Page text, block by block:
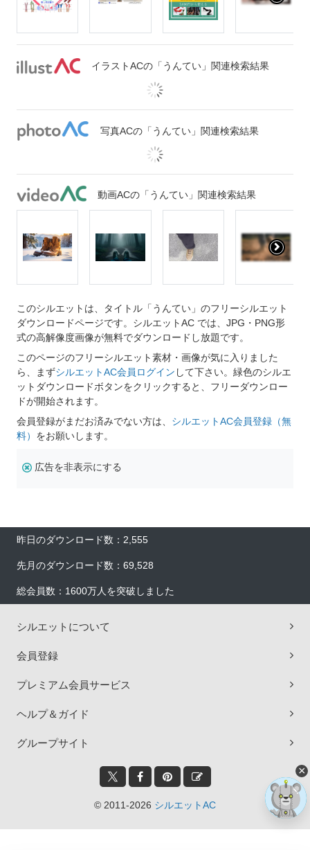
イラストACの「うんてい」関連検索結果
写真ACの「うんてい」関連検索結果
動画ACの「うんてい」関連検索結果
このシルエットは、タイトル「うんてい」のフリーシルエット
ダウンロードページです。シルエットAC では、JPG・PNG形
式の高解像度画像が無料でダウンロードし放題です。
このページのフリーシルエット素材・画像が気に入りました
ら、まずシルエットAC会員ログイン して下さい。緑色のシルエ
ットダウンロードボタンをクリックすると、フリーダウンロー
ドが開始されます。
会員登録がまだお済みでない方は、 シルエットAC会員登録（無
料） をお願いします。
広告を非表示にする
昨日のダウンロード数：2,555
先月のダウンロード数：69,528
総会員数：1600万人を突破しました
シルエットについて
会員登録
プレミアム会員サービス
ヘルプ＆ガイド
グループサイト
© 2011-2026 シルエットAC
×